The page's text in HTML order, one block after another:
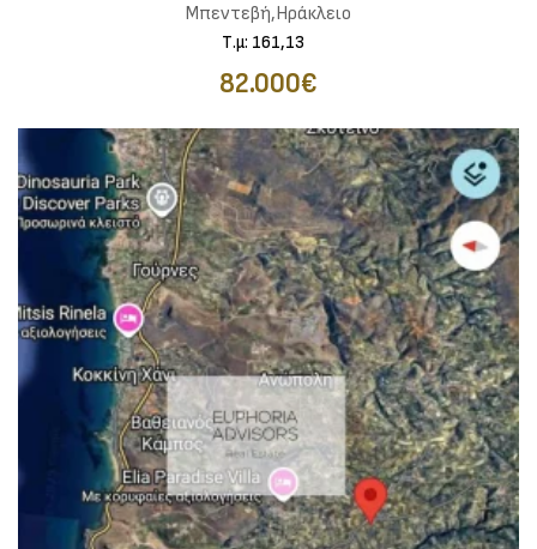
Μπεντεβή,Ηράκλειο
Τ.μ: 161,13
82.000€